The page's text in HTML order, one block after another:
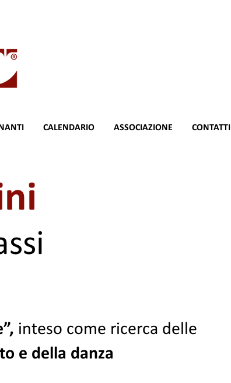
CALENDARIO ASSOCIAZIONE CONTATTI
inteso come ricerca delle
e della danza